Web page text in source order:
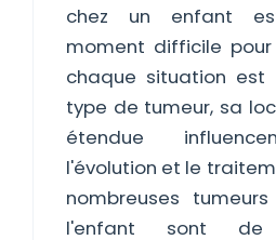
chez un enfant
moment difficile
chaque situation est
type de tumeur, sa
étendue
l'évolution et le
nombreuses
l'enfant sont de